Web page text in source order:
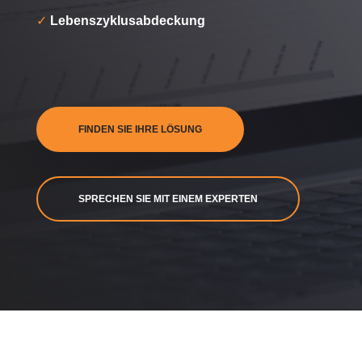
✓ Lebenszyklusabdeckung
FINDEN SIE IHRE LÖSUNG
SPRECHEN SIE MIT EINEM EXPERTEN